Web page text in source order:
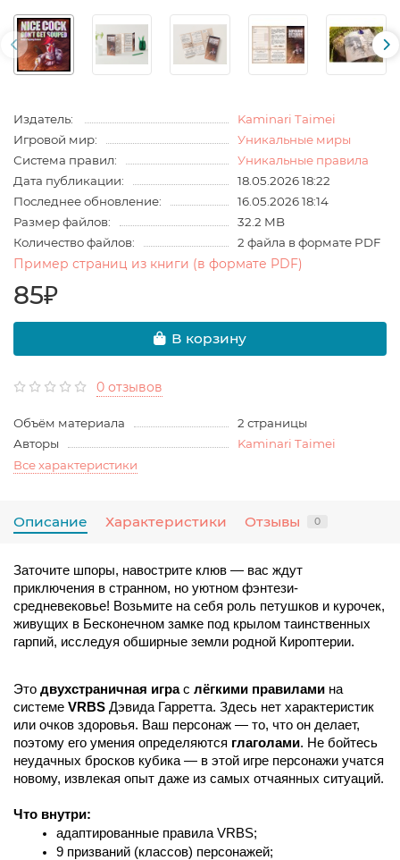
Издатель:
Kaminari Taimei
Игровой мир:
Уникальные миры
Система правил:
Уникальные правила
Дата публикации:
18.05.2026 18:22
Последнее обновление:
16.05.2026 18:14
Размер файлов:
32.2 MB
Количество файлов:
2 файла в формате PDF
Пример страниц из книги (в формате PDF)
85₽
В корзину
0 отзывов
Объём материала
2 страницы
Авторы
Kaminari Taimei
Все характеристики
Описание Характеристики Отзывы 0
Заточите шпоры, навострите клюв — вас ждут
приключения в странном, но уютном фэнтези-
средневековье! Возьмите на себя роль петушков и курочек,
живущих в Бесконечном замке под крылом таинственных
гарпий, исследуя обширные земли родной Кироптерии.
Это двухстраничная игра с лёгкими правилами на
системе VRBS Дэвида Гарретта. Здесь нет характеристик
или очков здоровья. Ваш персонаж — то, что он делает,
поэтому его умения определяются глаголами. Не бойтесь
неудачных бросков кубика — в этой игре персонажи учатся
новому, извлекая опыт даже из самых отчаянных ситуаций.
Что внутри:
адаптированные правила VRBS;
9 призваний (классов) персонажей;